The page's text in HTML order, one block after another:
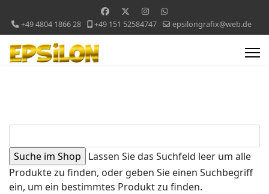
+49 4804 1866 28 +49 151 52584747 epsilongrafix@web.de
Lassen Sie das Suchfeld leer um alle
Produkte zu finden, oder geben Sie einen Suchbegriff
ein, um ein bestimmtes Produkt zu finden.